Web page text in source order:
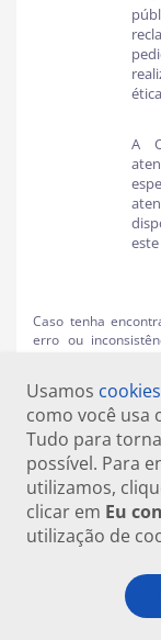
A
Caso tenha
erro ou
Usamos cookies
como você usa
Tudo para
possível. Para
utilizamos,
clicar em Eu
utilização de